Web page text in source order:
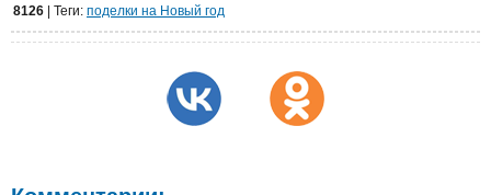
8126 | Теги: поделки на Новый год